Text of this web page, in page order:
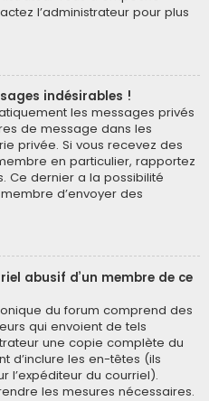
l’administrateur pour plus
indésirables !
les messages privés
de message dans les
privée. Si vous recevez des
en particulier, rapportez
Ce dernier a la possibilité
d’envoyer des
abusif d’un membre de ce
du forum comprend des
qui envoient de tels
une copie complète du
d’inclure les en-têtes (ils
l’expéditeur du courriel).
les mesures nécessaires.